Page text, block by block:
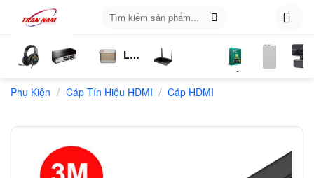
content
kiếm:
Nghe
Chia
Loa
LTE
Sóng
Phần
Phụ Kiện / Cáp Tín Hiệu HDMI / Cáp HDMI